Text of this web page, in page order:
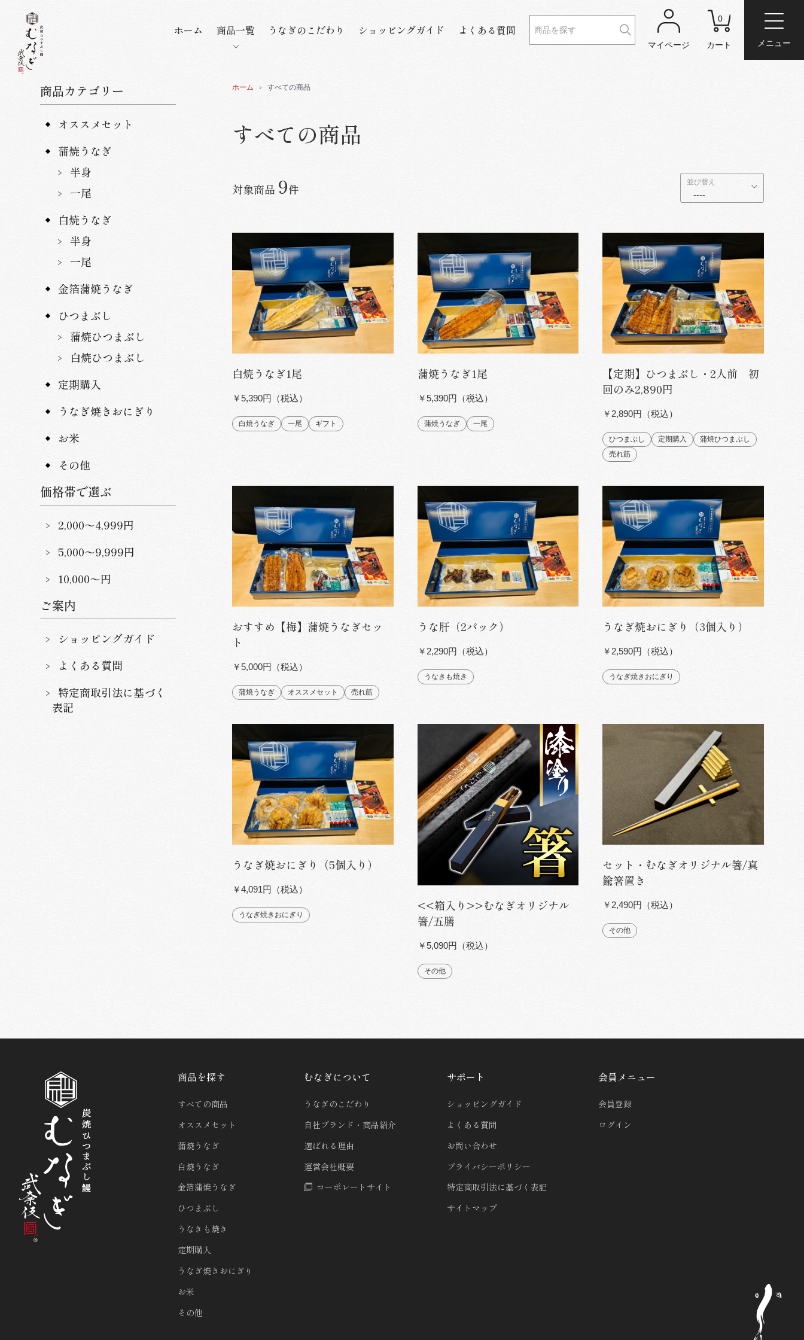
ホーム 商品一覧 うなぎのこだわり ショッピングガイド よくある質問
マイページ
0
カート メニュー
商品カテゴリー
オススメセット
蒲焼うなぎ
半身
一尾
白焼うなぎ
半身
一尾
金箔蒲焼うなぎ
ひつまぶし
蒲焼ひつまぶし
白焼ひつまぶし
定期購入
うなぎ焼きおにぎり
お米
その他
価格帯で選ぶ
2,000〜4,999円
5,000〜9,999円
10,000〜円
ご案内
ショッピングガイド
よくある質問
特定商取引法に基づく
表記
ホーム すべての商品
すべての商品
対象商品 9件 並び替え
白焼うなぎ1尾
￥5,390円（税込）
白焼うなぎ 一尾 ギフト
蒲焼うなぎ1尾
￥5,390円（税込）
蒲焼うなぎ 一尾
【定期】ひつまぶし・2人前 初
回のみ2,890円
￥2,890円（税込）
ひつまぶし 定期購入
蒲焼ひつまぶし
売れ筋
おすすめ【梅】蒲焼うなぎセッ
ト
￥5,000円（税込）
蒲焼うなぎ オススメセット 売れ筋
うな肝（2パック）
￥2,290円（税込）
うなきも焼き
うなぎ焼おにぎり（3個入り）
￥2,590円（税込）
うなぎ焼きおにぎり
うなぎ焼おにぎり（5個入り）
￥4,091円（税込）
うなぎ焼きおにぎり
<<箱入り>>むなぎオリジナル
箸/五膳
￥5,090円（税込）
その他
セット・むなぎオリジナル箸/真
鍮箸置き
￥2,490円（税込）
その他
商品を探す
すべての商品
オススメセット
蒲焼うなぎ
白焼うなぎ
金箔蒲焼うなぎ
ひつまぶし
うなきも焼き
定期購入
うなぎ焼きおにぎり
お米
その他
むなぎについて
うなぎのこだわり
自社ブランド・商品紹介
選ばれる理由
運営会社概要
コーポレートサイト
サポート
ショッピングガイド
よくある質問
お問い合わせ
プライバシーポリシー
特定商取引法に基づく表記
サイトマップ
会員メニュー
会員登録
ログイン